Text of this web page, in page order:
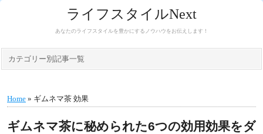
ライフスタイルNext
あなたのライフスタイルを豊かにするノウハウをお伝えします！
カテゴリー別記事一覧
Home » ギムネマ茶 効果
ギムネマ茶に秘められた6つの効用効果をダ